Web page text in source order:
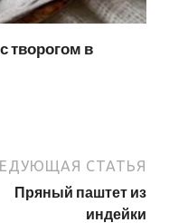
творогом в
СТАТЬЯ
Пряный паштет из
индейки